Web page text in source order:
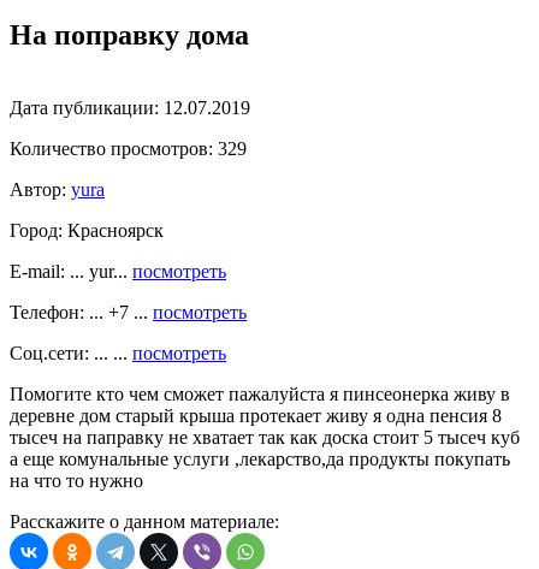
На поправку дома
Дата публикации: 12.07.2019
Количество просмотров: 329
Автор: yura
Город: Красноярск
E-mail: ... yur... посмотреть
Телефон: ... +7 ... посмотреть
Соц.сети: ... ... посмотреть
Помогите кто чем сможет пажалуйста я пинсеонерка живу в
деревне дом старый крыша протекает живу я одна пенсия 8
тысеч на паправку не хватает так как доска стоит 5 тысеч куб
а еще комунальные услуги ,лекарство,да продукты покупать
на что то нужно
Расскажите о данном материале: